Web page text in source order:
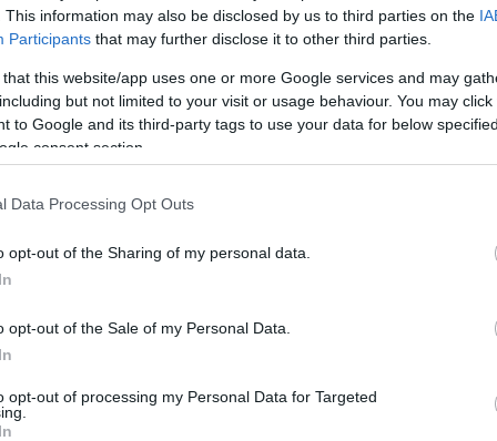
This information may also be disclosed by us to third parties on the
Participants that may further disclose it to other third parties.
that this website/app uses one or more Google services and may
but not limited to your visit or usage behaviour. You may
to Google and its third-party tags to use your data for below
consent section.
Data Processing Opt Outs
opt-out of the Sharing of my personal data.
opt-out of the Sale of my Personal Data.
opt-out of processing my Personal Data for Targeted
a színház ablakán, és nyíljanak meg a
felé. Sokak talán romantikusnak gondolják a
a földre, azért kapták tehetségüket, hogy
– legyen ez valami
kollektív intelligencia, hívja valaki úgy, hogy ez a
legyenek képesek elmondani azoknak, akiknek
ilyen antennájuk. És az alkotók pedig fordítsák le
költészetre, ki mire szerződik. Az, hogy
természetes, mert anélkül nincs
példát mondok –, de úgy érzem, hogy
1-es versenyautókat akarnánk eladni az
Mert a Forma 1-es versenyautóban
de akkor, ha csak Forma 1-es autót
azzal kéne elmenni nyaralni a Balatonra, akkor
bele csomag, és ki kell cserélni – nem tudom
Kell, hogy legyen olyan mai kultúra, ami a mai